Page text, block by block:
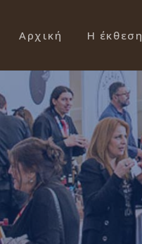
Αρχική Η έκθεση